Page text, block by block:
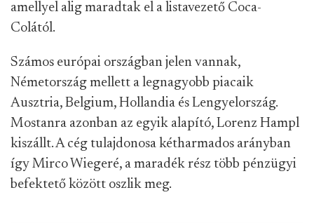
amellyel alig maradtak el a listavezető Coca-
Colától.
Számos európai országban jelen vannak,
Németország mellett a legnagyobb piacaik
Ausztria, Belgium, Hollandia és Lengyelország.
Mostanra azonban az egyik alapító, Lorenz Hampl
kiszállt. A cég tulajdonosa kétharmados arányban
így Mirco Wiegeré, a maradék rész több pénzügyi
befektető között oszlik meg.